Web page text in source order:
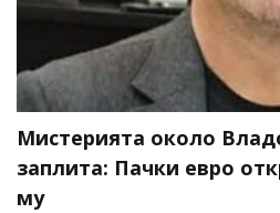
Мистерията около
заплита: Пачки евро
му